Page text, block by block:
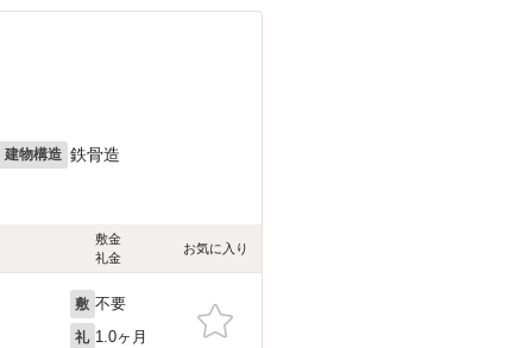
建物構造 鉄骨造
敷金
礼金
お気に入り
敷 不要
礼 1.0ヶ月